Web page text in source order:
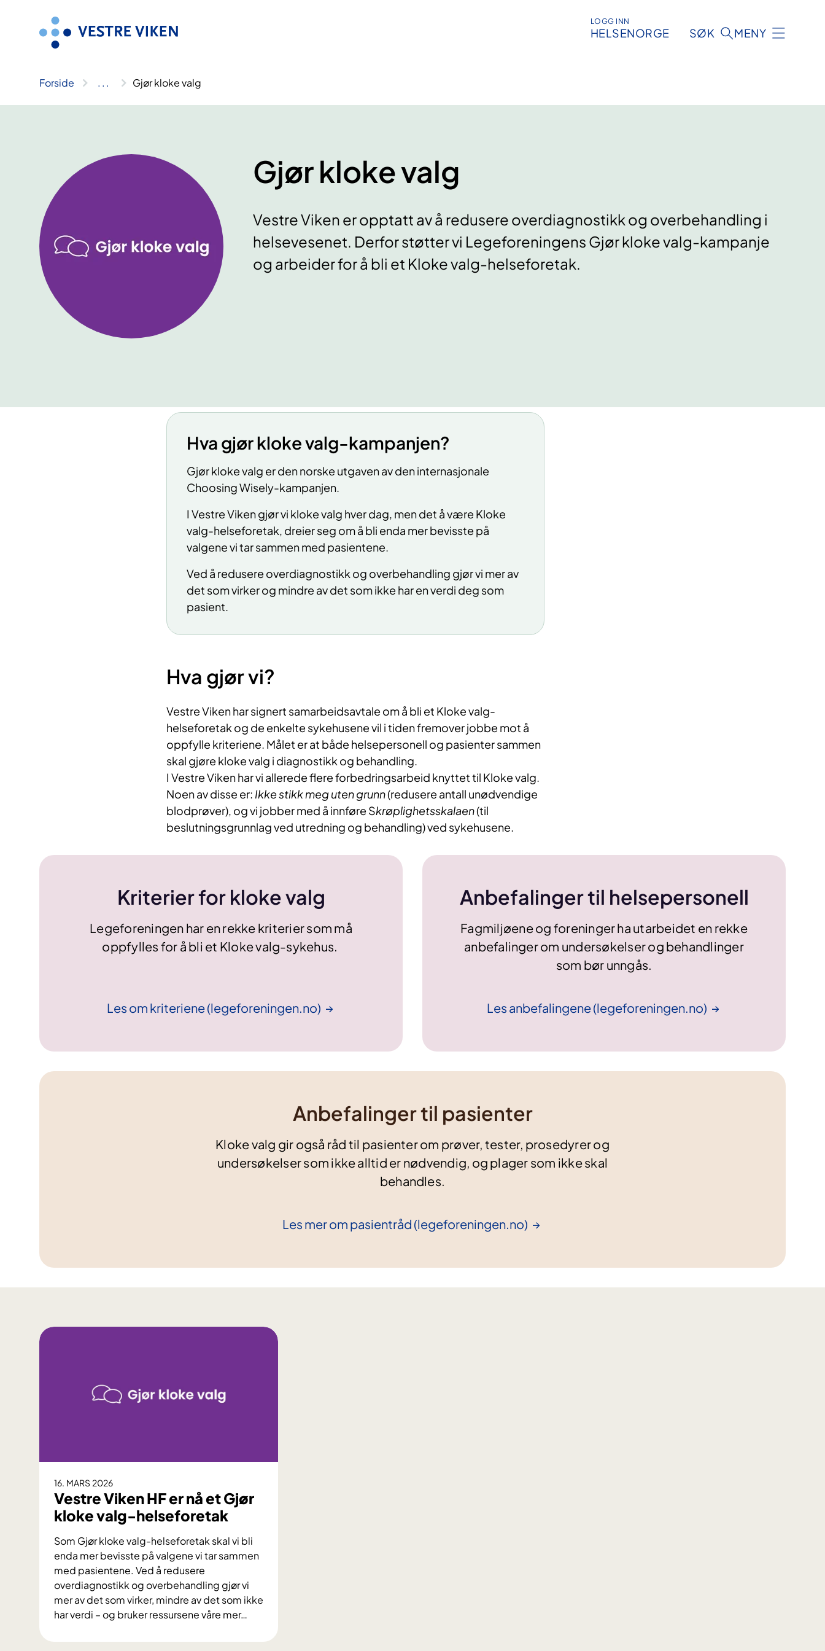
LOGG INN
HELSENORGE SØK MENY
Forside .. . Gjør kloke valg
Gjør kloke valg
Vestre Viken er opptatt av å redusere overdiagnostikk og overbehandling i
helsevesenet. Derfor støtter vi Legeforeningens Gjør kloke valg-kampanje
og arbeider for å bli et Kloke valg-helseforetak.
Hva gjør kloke valg-kampanjen?
Gjør kloke valg er den norske utgaven av den internasjonale
Choosing Wisely-kampanjen.
I Vestre Viken gjør vi kloke valg hver dag, men det å være Kloke
valg-helseforetak, dreier seg om å bli enda mer bevisste på
valgene vi tar sammen med pasientene.
Ved å redusere overdiagnostikk og overbehandling gjør vi mer av
det som virker og mindre av det som ikke har en verdi deg som
pasient.
Hva gjør vi?
Vestre Viken har signert samarbeidsavtale om å bli et Kloke valg-
helseforetak og de enkelte sykehusene vil i tiden fremover jobbe mot å
oppfylle kriteriene. Målet er at både helsepersonell og pasienter sammen
skal gjøre kloke valg i diagnostikk og behandling.
I Vestre Viken har vi allerede flere forbedringsarbeid knyttet til Kloke valg.
Noen av disse er: Ikke stikk meg uten grunn(redusere antall unødvendige
blodprøver), og vi jobber med å innføre Skrøplighetsskalaen(til
beslutningsgrunnlag ved utredning og behandling) ved sykehusene.
Kriterier for kloke valg
Legeforeningen har en rekke kriterier som må
oppfylles for å bli et Kloke valg-sykehus.
Les om kriteriene(legeforeningen.no)
Anbefalinger til helsepersonell
Fagmiljøene og foreninger ha utarbeidet en rekke
anbefalinger om undersøkelser og behandlinger
som bør unngås.
Les anbefalingene(legeforeningen.no)
Anbefalinger til pasienter
Kloke valg gir også råd til pasienter om prøver, tester, prosedyrer og
undersøkelser som ikke alltid er nødvendig, og plager som ikke skal
behandles.
Les mer om pasientråd (legeforeningen.no)
16. MARS 2026
Vestre Viken HF er nå et Gjør
kloke valg-helseforetak
Som Gjør kloke valg-helseforetak skal vi bli
enda mer bevisste på valgene vi tar sammen
med pasientene. Ved å redusere
overdiagnostikk og overbehandling gjør vi
mer av det som virker, mindre av det som ikke
har verdi – og bruker ressursene våre mer…
e